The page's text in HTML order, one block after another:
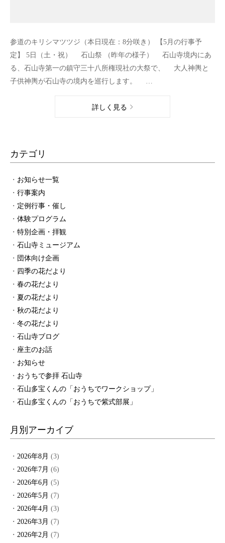
参道のキリシマツツジ（本日現在：8分咲き） 【5月の行事予
定】 5日（土・祝） 石山祭 （昨年の様子） 石山寺境内にあ
る、石山寺第一の鎮守三十八所権現社の大祭で、 大人神輿と
子供神輿が石山寺の境内を巡行します。 …
詳しく見る
カテゴリ
お知らせ一覧
行事案内
定例行事・催し
体験プログラム
特別企画・拝観
石山寺ミュージアム
団体向け企画
四季の花だより
春の花だより
夏の花だより
秋の花だより
冬の花だより
石山寺ブログ
座主のお話
お知らせ
おうちで参拝 石山寺
石山多宝くんの「おうちでワークショップ」
石山多宝くんの「おうちで紫式部展」
月別アーカイブ
2026年8月 (3)
2026年7月 (6)
2026年6月 (5)
2026年5月 (7)
2026年4月 (3)
2026年3月 (7)
2026年2月 (7)